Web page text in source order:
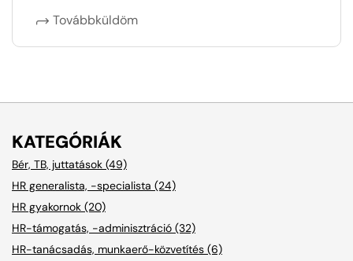
Továbbküldöm
KATEGÓRIÁK
Bér, TB, juttatások (49)
HR generalista, -specialista (24)
HR gyakornok (20)
HR-támogatás, -adminisztráció (32)
HR-tanácsadás, munkaerő-közvetítés (6)